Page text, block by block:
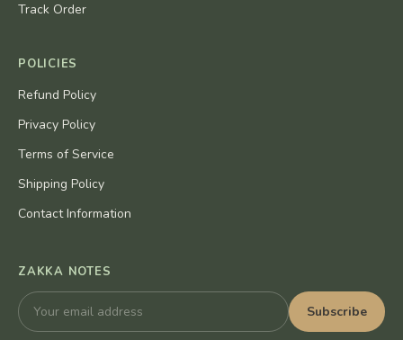
Track Order
POLICIES
Refund Policy
Privacy Policy
Terms of Service
Shipping Policy
Contact Information
ZAKKA NOTES
Subscribe